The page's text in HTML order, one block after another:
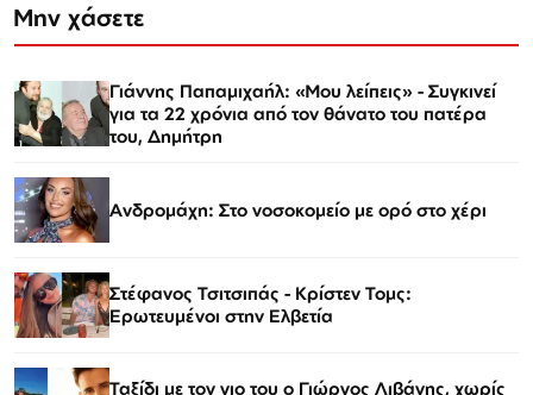
Μην χάσετε
Γιάννης Παπαμιχαήλ: «Μου λείπεις» - Συγκινεί
για τα 22 χρόνια από τον θάνατο του πατέρα
του, Δημήτρη
Ανδρομάχη: Στο νοσοκομείο με ορό στο χέρι
Στέφανος Τσιτσιπάς - Kρίστεν Τομς:
Ερωτευμένοι στην Ελβετία
Ταξίδι με τον γιο του ο Γιώργος Λιβάνης, χωρίς